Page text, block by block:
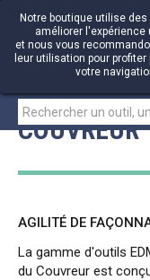
Notre boutique utilise
améliorer l'expérience
et nous vous
leur utilisation pour
votre
COUVREUR
AGILITÉ DE
La gamme d'outils
du Couvreur est